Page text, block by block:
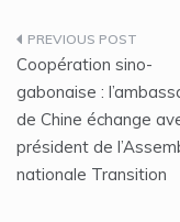
Navigation
de
l’article
Coopération sino-
gabonaise :
de Chine échange
président de
nationale Transition